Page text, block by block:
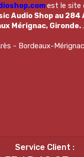
est le site
Audio Shop au 284
Mérignac, Gironde..
- Bordeaux-